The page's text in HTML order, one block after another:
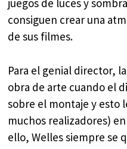
juegos de luces y
consiguen crear una
de sus filmes.
Para el genial director,
obra de arte cuando el
sobre el montaje y esto
muchos realizadores)
ello, Welles siempre se